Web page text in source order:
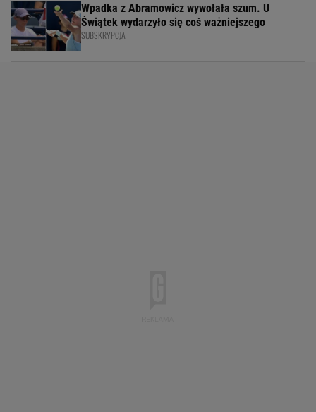
Wpadka z Abramowicz wywołała szum. U
Świątek wydarzyło się coś ważniejszego
SUBSKRYPCJA